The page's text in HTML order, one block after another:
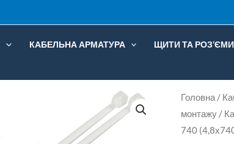
КАБЕЛЬНА АРМАТУРА
ЩИТИ ТА РОЗ’ЄМИ
Головна /
монтажу /
740
Кабельна
стяжка
5-